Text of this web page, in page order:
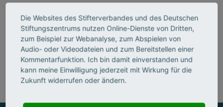
Mehr zum Handlungsfeld "Bildung &
Kompetenzen"
Die Websites des Stifterverbandes und des Deutschen
Stiftungszentrums nutzen Online-Dienste von Dritten,
zum Beispiel zur Webanalyse, zum Abspielen von
Audio- oder Videodateien und zum Bereitstellen einer
Kommentarfunktion. Ich bin damit einverstanden und
kann meine Einwilligung jederzeit mit Wirkung für die
Zukunft widerrufen oder ändern.